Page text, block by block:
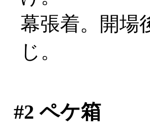
幕張着。開場
じ。
#2 ペケ箱